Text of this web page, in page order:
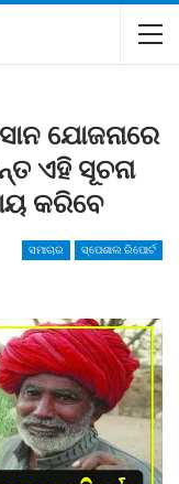
ଯୋଜନାରେ
ଏହି ସୂଚନା
କରିବେ
ସମାଚାର ସ୍ପେଶାଲ ରିପୋର୍ଟ